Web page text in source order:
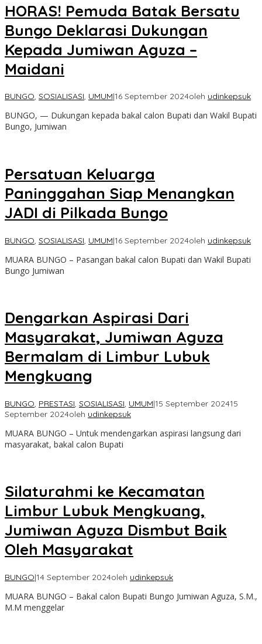
HORAS! Pemuda Batak Bersatu
Bungo Deklarasi Dukungan
Kepada Jumiwan Aguza –
Maidani
BUNGO, SOSIALISASI, UMUM|16 September 2024oleh udinkepsuk
BUNGO, — Dukungan kepada bakal calon Bupati dan Wakil Bupati
Bungo, Jumiwan
Persatuan Keluarga
Paninggahan Siap Menangkan
JADI di Pilkada Bungo
BUNGO, SOSIALISASI, UMUM|16 September 2024oleh udinkepsuk
MUARA BUNGO – Pasangan bakal calon Bupati dan Wakil Bupati
Bungo Jumiwan
Dengarkan Aspirasi Dari
Masyarakat, Jumiwan Aguza
Bermalam di Limbur Lubuk
Mengkuang
BUNGO, PRESTASI, SOSIALISASI, UMUM|15 September 202415
September 2024oleh udinkepsuk
MUARA BUNGO – Untuk mendengarkan aspirasi langsung dari
masyarakat, bakal calon Bupati
Silaturahmi ke Kecamatan
Limbur Lubuk Mengkuang,
Jumiwan Aguza Dismbut Baik
Oleh Masyarakat
BUNGO|14 September 2024oleh udinkepsuk
MUARA BUNGO – Bakal calon Bupati Bungo Jumiwan Aguza, S.M.,
M.M menggelar